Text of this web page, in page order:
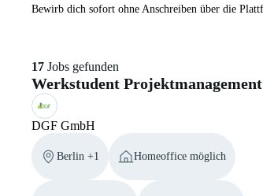
Bewirb dich sofort ohne Anschreiben über die
17 Jobs gefunden
Werkstudent
DGF GmbH
Berlin +1 Homeoffice möglich